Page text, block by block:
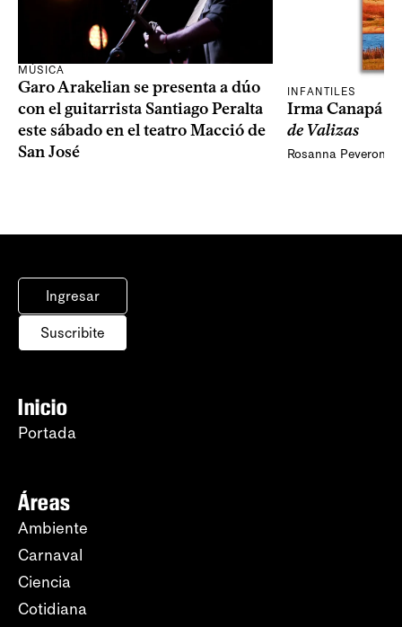
MÚSICA
Garo Arakelian se presenta a dúo
con el guitarrista Santiago Peralta
este sábado en el teatro Macció de
San José
INFANTILES
Irma Canapá
de Valizas
Rosanna Peveroni
Ingresar
Suscribite
Inicio
Portada
Áreas
Ambiente
Carnaval
Ciencia
Cotidiana